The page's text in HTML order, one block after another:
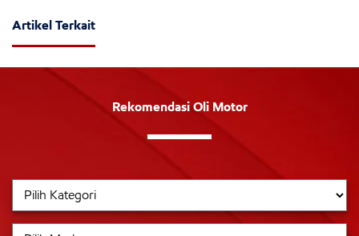
Artikel Terkait
Rekomendasi Oli Motor